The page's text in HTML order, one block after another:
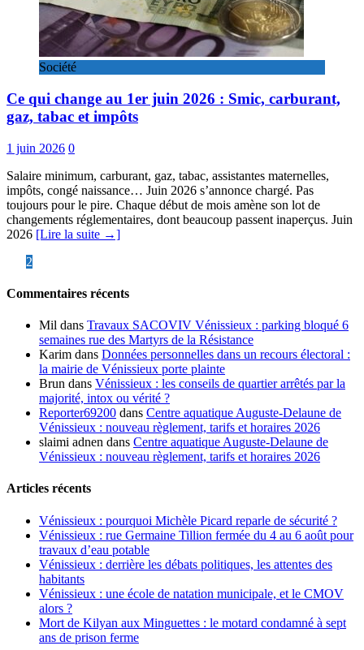
Société
Ce qui change au 1er juin 2026 : Smic, carburant,
gaz, tabac et impôts
1 juin 2026 0
Salaire minimum, carburant, gaz, tabac, assistantes maternelles,
impôts, congé naissance… Juin 2026 s’annonce chargé. Pas
toujours pour le pire. Chaque début de mois amène son lot de
changements réglementaires, dont beaucoup passent inaperçus. Juin
2026 [Lire la suite →]
Pagination
des
2
Commentaires récents
Mil dans Travaux SACOVIV Vénissieux : parking bloqué 6
semaines rue des Martyrs de la Résistance
Karim dans Données personnelles dans un recours électoral :
la mairie de Vénissieux porte plainte
Brun dans Vénissieux : les conseils de quartier arrêtés par la
majorité, intox ou vérité ?
Reporter69200 dans Centre aquatique Auguste-Delaune de
Vénissieux : nouveau règlement, tarifs et horaires 2026
slaimi adnen dans Centre aquatique Auguste-Delaune de
Vénissieux : nouveau règlement, tarifs et horaires 2026
Articles récents
Vénissieux : pourquoi Michèle Picard reparle de sécurité ?
Vénissieux : rue Germaine Tillion fermée du 4 au 6 août pour
travaux d’eau potable
Vénissieux : derrière les débats politiques, les attentes des
habitants
Vénissieux : une école de natation municipale, et le CMOV
alors ?
Mort de Kilyan aux Minguettes : le motard condamné à sept
ans de prison ferme